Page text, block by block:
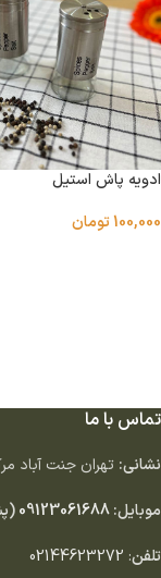
ادویه پاش استیل
100,000تومان
تماس با ما
نشانی: تهران جنت آباد
موبایل:09123061688
تلفن:
02144623272